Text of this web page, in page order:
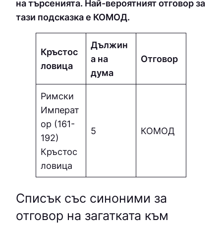
на търсенията. Най-вероятният отговор за
тази подсказка е КОМОД.
Кръстос
ловица
Дължин
а на
дума
Отговор
Римски
Императ
ор (161-
192)
Кръстос
ловица
5 КОМОД
Списък със синоними за
отговор на загатката към